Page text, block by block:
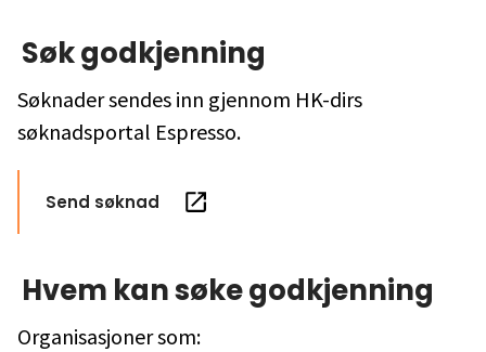
Søk godkjenning
Søknader sendes inn gjennom HK-dirs
søknadsportal Espresso.
Send søknad
Hvem kan søke godkjenning
Organisasjoner som: